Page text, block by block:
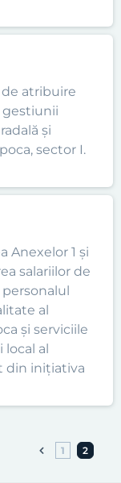
atribuire
gestiunii
și
sector I.
Anexelor 1 și
salariilor de
al
și serviciile
al
din inițiativa
1 2